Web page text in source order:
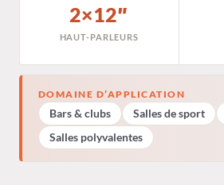
2×12″
HAUT-PARLEURS
DOMAINE D’APPLICATION
Bars & clubs Salles de sport
Salles polyvalentes